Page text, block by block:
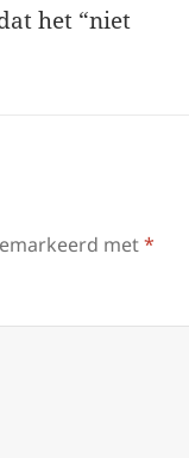
het “niet
met*